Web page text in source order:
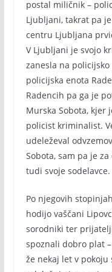
postal miličnik –
Ljubljani, takrat pa
centru Ljubljana
V Ljubljani je svojo
zanesla na
policijska enota
Radencih pa ga je
Murska Sobota, kjer
policist kriminalist.
udeleževal
Sobota, sam pa je
tudi svoje sodelavce.
Po njegovih
hodijo vaščani
sorodniki ter
spoznali dobro plat
že nekaj let v